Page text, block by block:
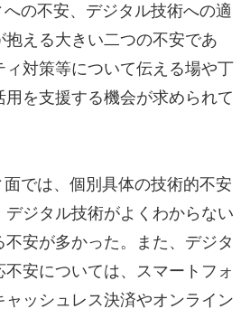
の不安、デジタル技術への適
抱える大きい二つの不安であ
ィ対策等について伝える場や丁
用を支援する機会が求められて
では、個別具体の技術的不安
デジタル技術がよくわからない
不安が多かった。また、デジタ
不安については、スマートフォ
ャッシュレス決済やオンライン